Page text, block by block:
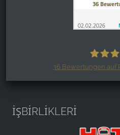
36 Bewertungen auf
İŞBİRLİKLERİ